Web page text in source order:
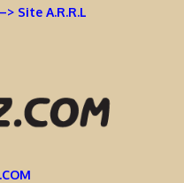
Site A.R.R.L